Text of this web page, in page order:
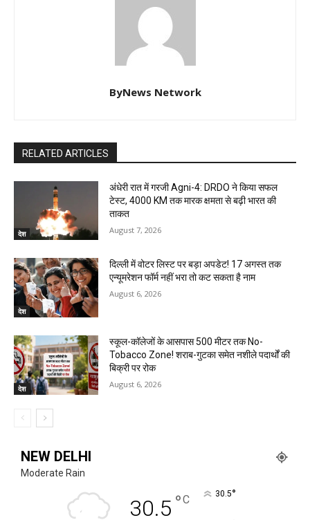
ByNews Network
RELATED ARTICLES
देश
अंधेरी रात में गरजी Agni-4: DRDO ने किया सफल
टेस्ट, 4000 KM तक मारक क्षमता से बढ़ी भारत की
ताकत
August 7, 2026
देश
दिल्ली में वोटर लिस्ट पर बड़ा अपडेट! 17 अगस्त तक
एन्यूमरेशन फॉर्म नहीं भरा तो कट सकता है नाम
August 6, 2026
देश
स्कूल-कॉलेजों के आसपास 500 मीटर तक No-
Tobacco Zone! शराब-गुटका समेत नशीले पदार्थों की
बिक्री पर रोक
August 6, 2026
NEW DELHI
Moderate Rain
30.5 °C 30.5°